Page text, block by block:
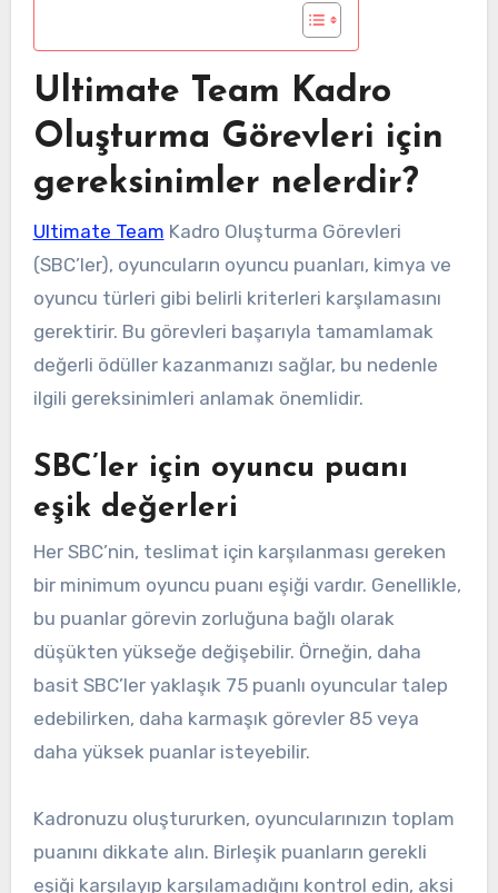
Ultimate Team Kadro
Oluşturma Görevleri için
gereksinimler nelerdir?
Ultimate Team Kadro Oluşturma Görevleri
(SBC’ler), oyuncuların oyuncu puanları, kimya ve
oyuncu türleri gibi belirli kriterleri karşılamasını
gerektirir. Bu görevleri başarıyla tamamlamak
değerli ödüller kazanmanızı sağlar, bu nedenle
ilgili gereksinimleri anlamak önemlidir.
SBC’ler için oyuncu puanı
eşik değerleri
Her SBC’nin, teslimat için karşılanması gereken
bir minimum oyuncu puanı eşiği vardır. Genellikle,
bu puanlar görevin zorluğuna bağlı olarak
düşükten yükseğe değişebilir. Örneğin, daha
basit SBC’ler yaklaşık 75 puanlı oyuncular talep
edebilirken, daha karmaşık görevler 85 veya
daha yüksek puanlar isteyebilir.
Kadronuzu oluştururken, oyuncularınızın toplam
puanını dikkate alın. Birleşik puanların gerekli
eşiği karşılayıp karşılamadığını kontrol edin, aksi